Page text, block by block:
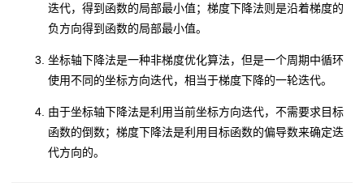
迭代，得到函数的局部最小值；梯度下降法则是沿着梯度的
负方向得到函数的局部最小值。
坐标轴下降法是一种非梯度优化算法，但是一个周期中循环
使用不同的坐标方向迭代，相当于梯度下降的一轮迭代。
由于坐标轴下降法是利用当前坐标方向迭代，不需要求目标
函数的倒数；梯度下降法是利用目标函数的偏导数来确定迭
代方向的。